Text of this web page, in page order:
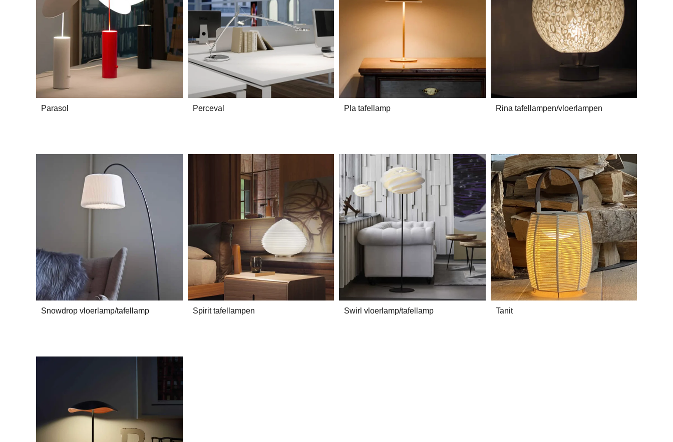
Parasol Perceval Pla tafellamp Rina tafellampen/vloerlampen
Snowdrop vloerlamp/tafellamp Spirit tafellampen Swirl vloerlamp/tafellamp Tanit